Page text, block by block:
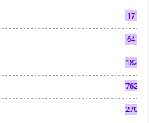
17
64
182
7624
2763